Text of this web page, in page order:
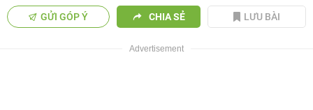
GỬI GÓP Ý CHIA SẺ LƯU BÀI